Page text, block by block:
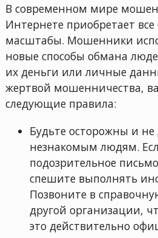
В современном мире
Интернете приобретает
масштабы. Мошенники
новые способы обмана
их деньги или личные
жертвой мошенничества,
следующие правила:
Будьте осторожны и не
незнакомым людям.
подозрительное
спешите выполнять
Позвоните в
другой организации,
это действительно